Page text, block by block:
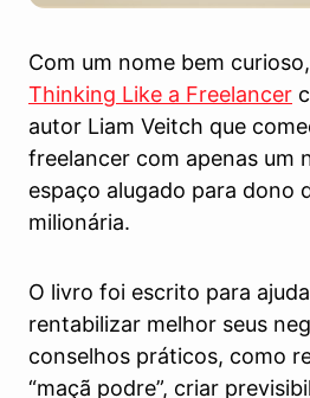
Com um nome bem
Thinking Like a Freelancer
autor Liam Veitch que
freelancer com apenas um
espaço alugado para dono
milionária.
O livro foi escrito para
rentabilizar melhor seus
conselhos práticos, como
“maçã podre”, criar